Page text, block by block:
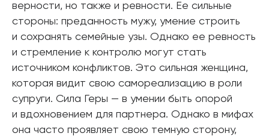
верности, но также и ревности. Ее сильные
стороны: преданность мужу, умение строить
и сохранять семейные узы. Однако ее ревность
и стремление к контролю могут стать
источником конфликтов. Это сильная женщина,
которая видит свою самореализацию в роли
супруги. Сила Геры — в умении быть опорой
и вдохновением для партнера. Однако в мифах
она часто проявляет свою темную сторону,